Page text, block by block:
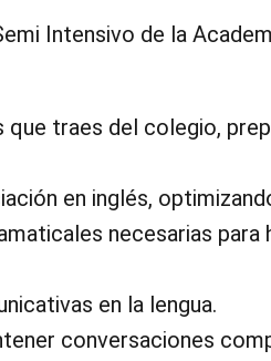
Intensivo de la
traes del colegio,
en inglés,
necesarias
en la lengua.
conversaciones